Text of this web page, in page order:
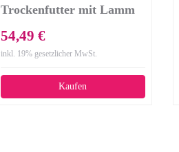
Trockenfutter mit Lamm
Getreidefreies Adult
Hundefutter mit hohem
Proteingehalt – 11.5 kg
54,49 €
inkl. 19% gesetzlicher MwSt.
Kaufen